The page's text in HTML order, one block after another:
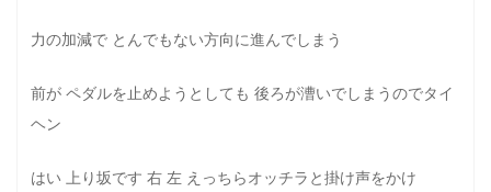
力の加減で とんでもない方向に進んでしまう
前が ペダルを止めようとしても 後ろが漕いでしまうのでタイ
ヘン
はい 上り坂です 右 左 えっちらオッチラと掛け声をかけ